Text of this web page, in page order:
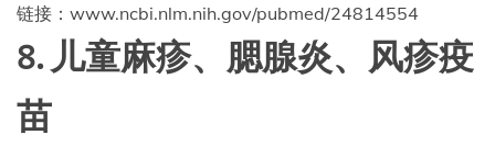
链接：www.ncbi.nlm.nih.gov/pubmed/24814554
8. 儿童麻疹、腮腺炎、风疹疫
苗